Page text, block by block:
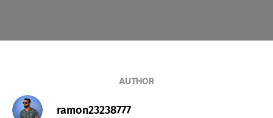
AUTHOR
ramon23238777